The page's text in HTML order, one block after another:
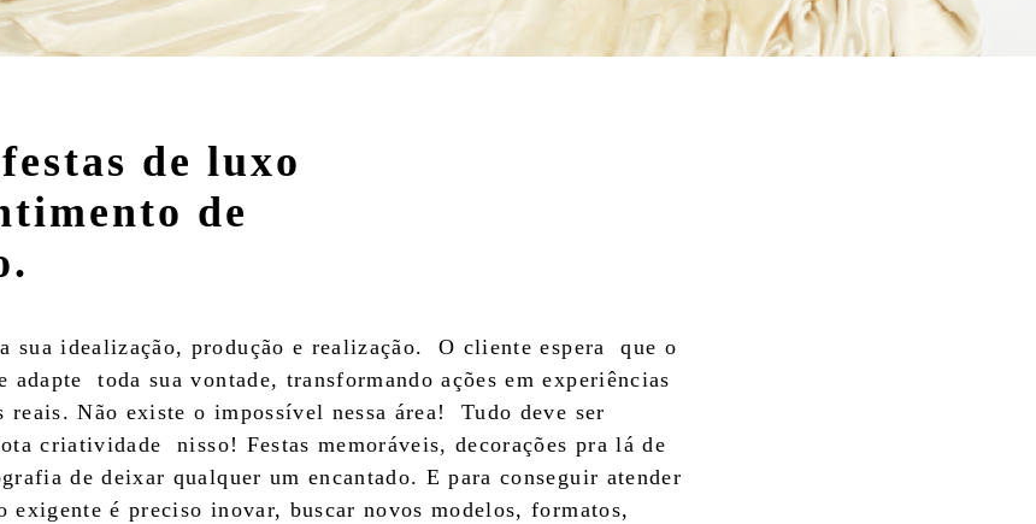
de luxo
de
sua idealização, produção e realização. O cliente espera que o
adapte toda sua vontade, transformando ações em experiências
reais. Não existe o impossível nessa área! Tudo deve ser
criatividade nisso! Festas memoráveis, decorações pra lá de
de deixar qualquer um encantado. E para conseguir atender
exigente é preciso inovar, buscar novos modelos, formatos,